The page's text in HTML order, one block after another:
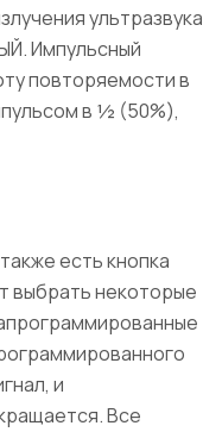
ультразвука
Импульсный
повторяемости в
в ½ (50%),
также есть кнопка
выбрать некоторые
и
Все